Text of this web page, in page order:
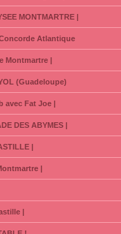
MONTMARTRE |
Atlantique
Montmartre |
(Guadeloupe)
avec Fat Joe |
DES ABYMES |
|
|
|